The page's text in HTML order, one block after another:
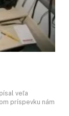
veľa
príspevku nám